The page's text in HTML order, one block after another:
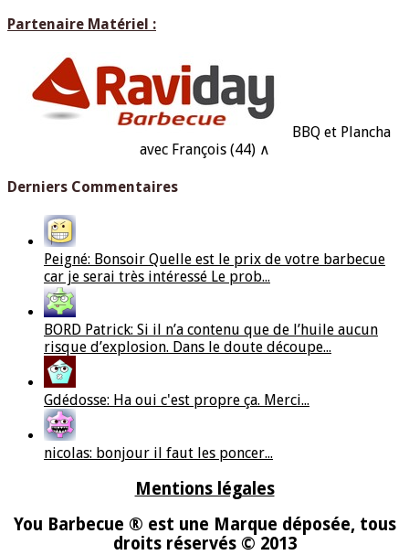
Partenaire Matériel :
BBQ et Plancha
avec François (44) ∧
Derniers Commentaires
Peigné: Bonsoir Quelle est le prix de votre barbecue
car je serai très intéressé Le prob...
BORD Patrick: Si il n’a contenu que de l’huile aucun
risque d’explosion. Dans le doute découpe...
Gdédosse: Ha oui c'est propre ça. Merci...
nicolas: bonjour il faut les poncer...
Mentions légales
You Barbecue ® est une Marque déposée, tous
droits réservés © 2013